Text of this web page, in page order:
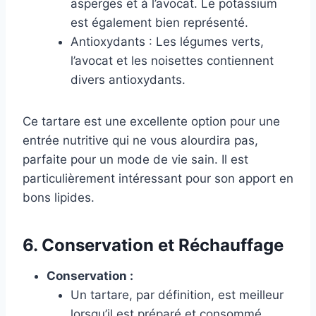
asperges et à l’avocat. Le potassium
est également bien représenté.
Antioxydants : Les légumes verts,
l’avocat et les noisettes contiennent
divers antioxydants.
Ce tartare est une excellente option pour une
entrée nutritive qui ne vous alourdira pas,
parfaite pour un mode de vie sain. Il est
particulièrement intéressant pour son apport en
bons lipides.
6. Conservation et Réchauffage
Conservation :
Un tartare, par définition, est meilleur